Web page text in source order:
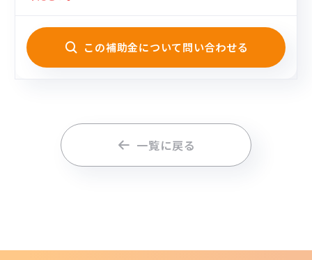
この補助金について問い合わせる
一覧に戻る